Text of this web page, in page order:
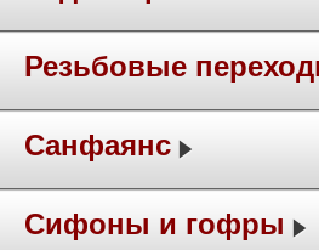
Резьбовые
Санфаянс
Сифоны и гофры